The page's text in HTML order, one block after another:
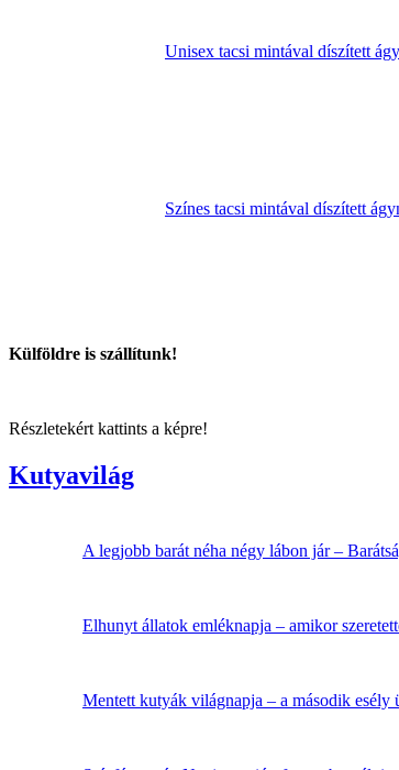
Unisex tacsi mintával díszített
Színes tacsi mintával díszített
Külföldre is szállítunk!
Részletekért kattints a képre!
Kutyavilág
A legjobb barát néha négy lábon jár –
Elhunyt állatok emléknapja – amikor
Mentett kutyák világnapja – a második esély